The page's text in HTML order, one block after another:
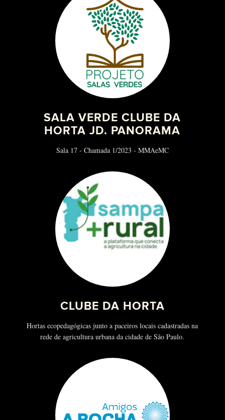
SALA VERDE CLUBE DA
HORTA JD. PANORAMA
Sala 17 - Chamada 1/2023 - MMAeMC
CLUBE DA HORTA
Hortas ecopedagógicas junto a paceiros locais cadastradas na
rede de agricultura urbana da cidade de São Paulo.